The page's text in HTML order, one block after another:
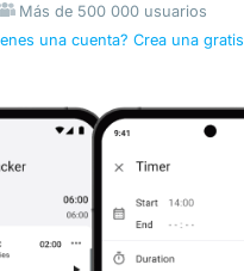
Más de 500 000 usuarios
una cuenta? Crea una gratis